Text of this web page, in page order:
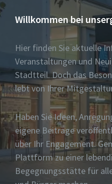
Willkommen bei
Hier finden Sie aktuelle
Veranstaltungen und
Stadtteil. Doch das
lebt von Ihrer
Haben Sie Ideen,
eigene Beiträge
über Ihr Engagement.
Plattform zu einer
Begegnungsstätte für